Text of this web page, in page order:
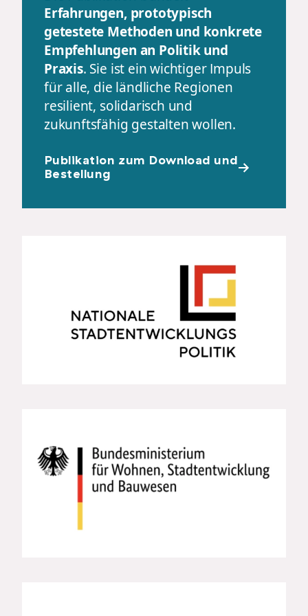
Erfahrungen, prototypisch
getestete Methoden und konkrete
Empfehlungen an Politik und
Praxis. Sie ist ein wichtiger Impuls
für alle, die ländliche Regionen
resilient, solidarisch und
zukunftsfähig gestalten wollen.
Publikation zum Download und
Bestellung